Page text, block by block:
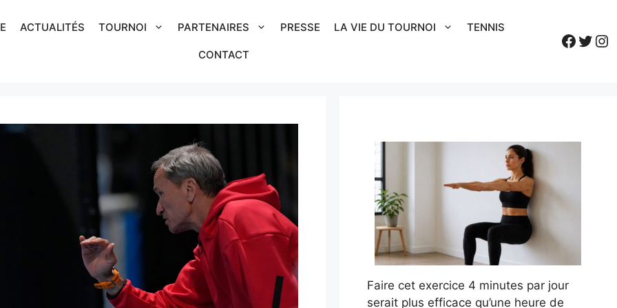
ACTUALITÉS TOURNOI PARTENAIRES PRESSE LA VIE DU TOURNOI TENNIS
CONTACT
Faire cet exercice 4 minutes par jour
serait plus efficace qu’une heure de